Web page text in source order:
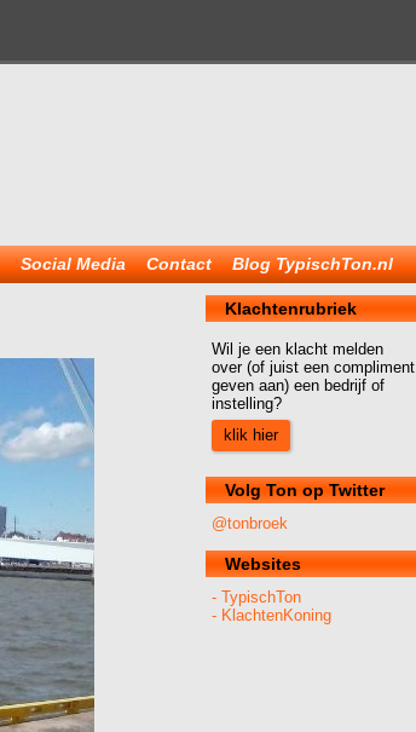
Social Media Contact Blog TypischTon.nl
Klachtenrubriek
Wil je een klacht melden
over (of juist een compliment
geven aan) een bedrijf of
instelling?
klik hier
Volg Ton op Twitter
@tonbroek
Websites
- TypischTon
- KlachtenKoning